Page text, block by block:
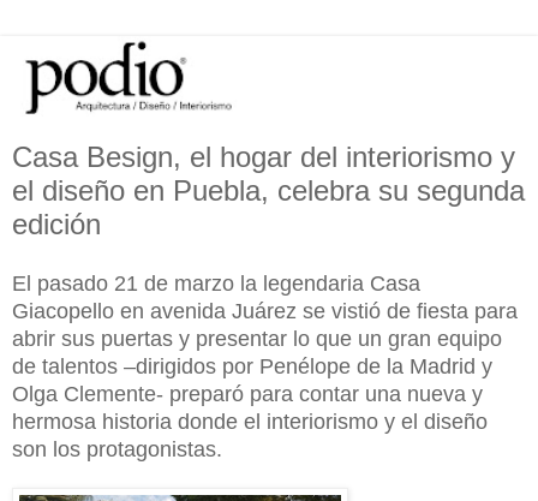
Casa Besign, el hogar del interiorismo y
el diseño en Puebla, celebra su segunda
edición
El pasado 21 de marzo la legendaria Casa
Giacopello en avenida Juárez se vistió de fiesta para
abrir sus puertas y presentar lo que un gran equipo
de talentos –dirigidos por Penélope de la Madrid y
Olga Clemente- preparó para contar una nueva y
hermosa historia donde el interiorismo y el diseño
son los protagonistas.